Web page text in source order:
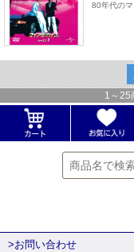
80年代のマ
1 ～ 25
>お問い合わせ